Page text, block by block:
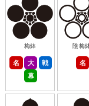
梅鉢
名 大
戦
幕
陰梅
名